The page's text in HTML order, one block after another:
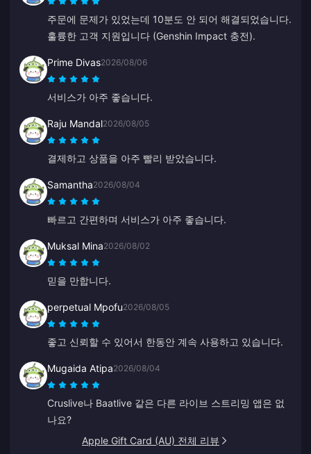
주문에 문제가 있었는데 10분도 안 되어 해결되었습니다.
훌륭한 고객 지원입니다 (Genshin Impact 충전).
Prime Divas2026/08/06
서비스가 아주 좋습니다.
Raju Mandal2026/08/05
결제하고 상품을 아주 빨리 받았습니다.
Samantha2026/08/04
빠르고 간편하며 서비스가 아주 좋습니다.
Muksal Mina2026/08/02
믿을 만합니다.
perpetual Mpofu2026/08/05
좋고 신뢰할 수 있어서 한동안 계속 사용하고 있습니다.
Mugaida Atipa2026/08/04
Cruslive나 Baatlive 같은 다른 라이브 스트리밍 앱은 없
나요?
Apple Gift Card (AU) 전체 리뷰